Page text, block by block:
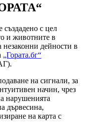
с цел
и животните в
незаконни дейности в
„Гората.бг“
на сигнали, за
начин, чрез
нарушенията
дървесина,
на карта с